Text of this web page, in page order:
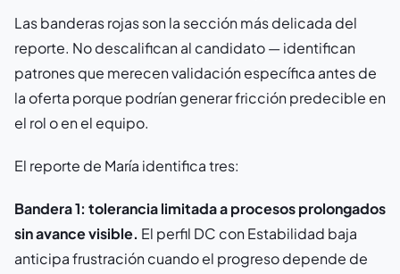
Las banderas rojas son la sección más delicada del
reporte. No descalifican al candidato — identifican
patrones que merecen validación específica antes de
la oferta porque podrían generar fricción predecible en
el rol o en el equipo.
El reporte de María identifica tres:
Bandera 1: tolerancia limitada a procesos prolongados
sin avance visible. El perfil DC con Estabilidad baja
anticipa frustración cuando el progreso depende de